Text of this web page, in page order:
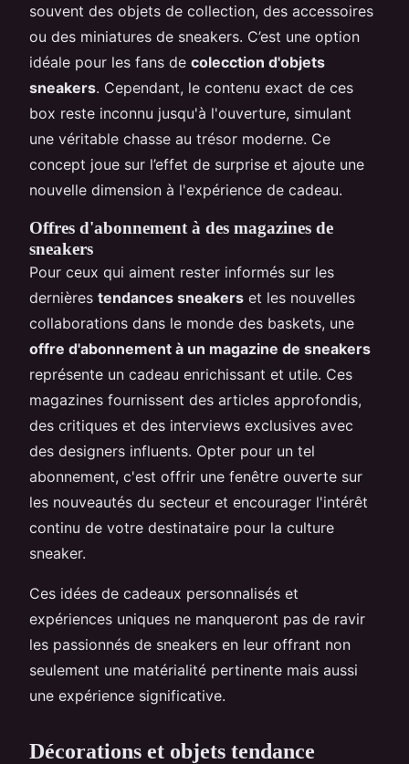
souvent des objets de collection, des accessoires
ou des miniatures de sneakers. C’est une option
idéale pour les fans de colecction d'objets
sneakers. Cependant, le contenu exact de ces
box reste inconnu jusqu'à l'ouverture, simulant
une véritable chasse au trésor moderne. Ce
concept joue sur l’effet de surprise et ajoute une
nouvelle dimension à l'expérience de cadeau.
Offres d'abonnement à des magazines de
sneakers
Pour ceux qui aiment rester informés sur les
dernières tendances sneakers et les nouvelles
collaborations dans le monde des baskets, une
offre d'abonnement à un magazine de sneakers
représente un cadeau enrichissant et utile. Ces
magazines fournissent des articles approfondis,
des critiques et des interviews exclusives avec
des designers influents. Opter pour un tel
abonnement, c'est offrir une fenêtre ouverte sur
les nouveautés du secteur et encourager l'intérêt
continu de votre destinataire pour la culture
sneaker.
Ces idées de cadeaux personnalisés et
expériences uniques ne manqueront pas de ravir
les passionnés de sneakers en leur offrant non
seulement une matérialité pertinente mais aussi
une expérience significative.
Décorations et objets tendance